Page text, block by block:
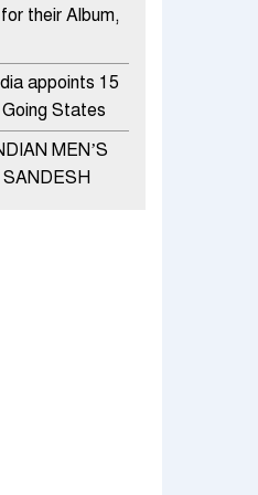
their Album,
appoints 15
States
MEN’S